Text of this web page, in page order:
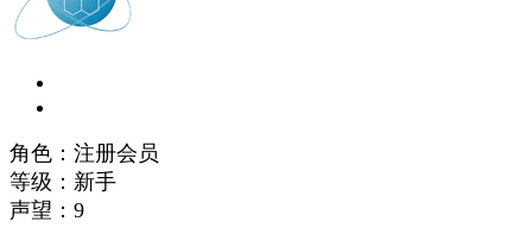
角色：注册会员
等级：新手
声望： 9